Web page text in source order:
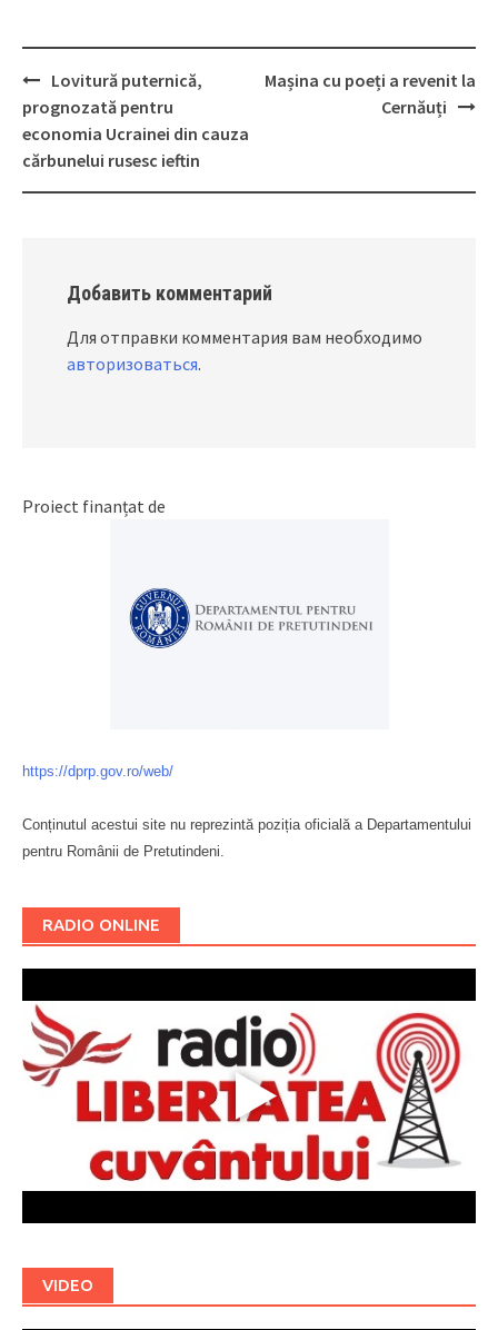
Post
navigation
Lovitură puternică,
prognozată pentru
economia Ucrainei din cauza
cărbunelui rusesc ieftin
Mașina cu poeți a revenit la
Cernăuți
Добавить комментарий
Для отправки комментария вам необходимо
авторизоваться.
Proiect finanțat de
https://dprp.gov.ro/web/
Conținutul acestui site nu reprezintă poziția oficială a Departamentului
pentru Românii de Pretutindeni.
RADIO ONLINE
VIDEO